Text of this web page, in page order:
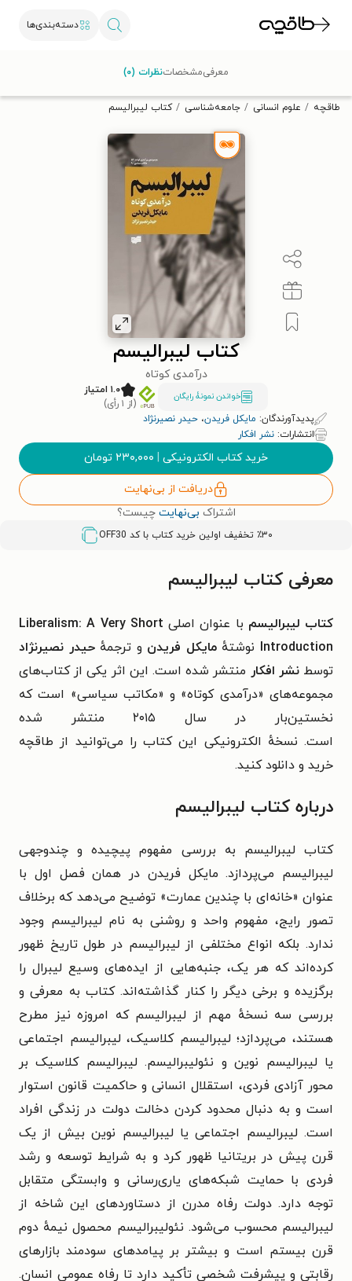
دسته‌بندی‌ها
تخفیف از طاقچه دریافت کن.
طاقچه علوم انسانی جامعه‌شناسی کتاب لیبرالیسم
کتاب لیبرالیسم
درآمدی کوتاه
خواندن نمونۀ رایگان
۱.۰ امتیاز
(از ۱ رأی)
پدیدآورندگان: مایکل فریدن، حیدر نصیرنژاد
انتشارات: نشر افکار
خرید کتاب الکترونیکی | ۲۳۰,۰۰۰ تومان
دریافت از بی‌نهایت
اشتراک بی‌نهایت چیست؟
٪۳۰ تخفیف اولین خرید کتاب با کد OFF30
معرفیمشخصاتنظرات (۰)
معرفی کتاب لیبرالیسم
کتاب لیبرالیسم با عنوان اصلی Liberalism: A Very Short
Introduction نوشتهٔمایکل فریدن و ترجمهٔحیدر نصیرنژاد
توسط نشر افکار منتشر شده است. این اثر یکی از کتاب‌های
مجموعه‌های «درآمدی کوتاه» و «مکاتب سیاسی» است که
نخستین‌بار
در سال ۲۰۱۵ منتشر شده
است. نسخهٔ الکترونیکی این کتاب را می‌توانید از طاقچه
خرید و دانلود کنید.
درباره کتاب لیبرالیسم
کتاب لیبرالیسم به بررسی مفهوم پیچیده و چندوجهی
لیبرالیسم می‌پردازد. مایکل فریدن در همان فصل اول با
عنوان «خانه‌ای با چندین عمارت» توضیح می‌دهد که برخلاف
تصور رایج، مفهوم واحد و روشنی به نام لیبرالیسم وجود
ندارد. بلکه انواع مختلفی از لیبرالیسم در طول تاریخ ظهور
کرده‌اند که هر یک، جنبه‌هایی از ایده‌های وسیع لیبرال را
برگزیده و برخی دیگر را کنار گذاشته‌اند.کتاب به معرفی و
بررسی سه نسخهٔ مهم از لیبرالیسم که امروزه نیز مطرح
هستند، می‌پردازد؛ لیبرالیسم کلاسیک، لیبرالیسم اجتماعی
یا لیبرالیسم نوین و نئولیبرالیسم. لیبرالیسم کلاسیک بر
محور آزادی فردی، استقلال انسانی و حاکمیت قانون استوار
است و به دنبال محدود کردن دخالت دولت در زندگی افراد
است. لیبرالیسم اجتماعی یا لیبرالیسم نوین بیش از یک
قرن پیش در بریتانیا ظهور کرد و به شرایط توسعه و رشد
فردی با حمایت شبکه‌های یاری‌رسانی و وابستگی متقابل
توجه دارد. دولت رفاه مدرن از دستاوردهای این شاخه از
لیبرالیسم محسوب می‌شود. نئولیبرالیسم محصول نیمهٔ دوم
قرن بیستم است و بیشتر بر پیامدهای سودمند بازارهای
رقابتی و پیشرفت شخصی تأکید دارد تا رفاه عمومی انسان.